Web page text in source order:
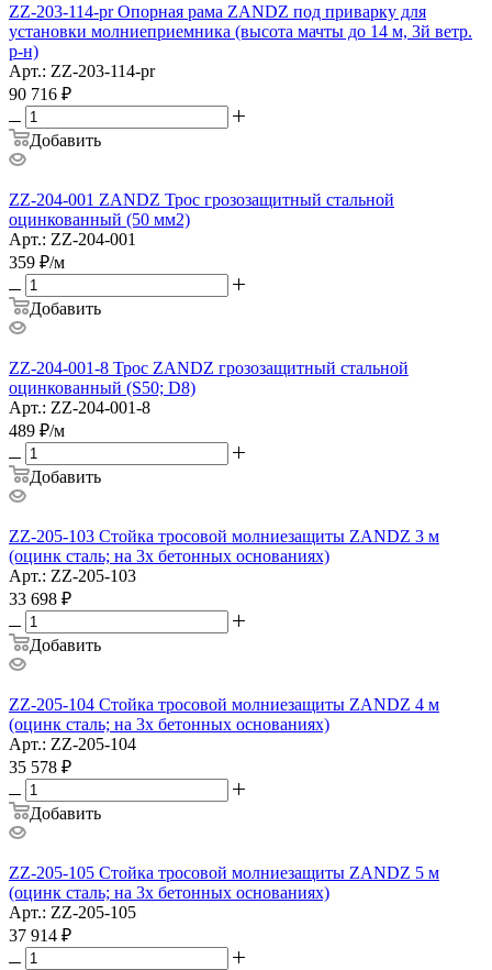
ZZ-203-114-pr Опорная рама ZANDZ под приварку для
установки молниеприемника (высота мачты до 14 м, 3й ветр.
р-н)
Арт.: ZZ-203-114-pr
90 716 ₽
Добавить
ZZ-204-001 ZANDZ Трос грозозащитный стальной
оцинкованный (50 мм2)
Арт.: ZZ-204-001
359 ₽/м
Добавить
ZZ-204-001-8 Трос ZANDZ грозозащитный стальной
оцинкованный (S50; D8)
Арт.: ZZ-204-001-8
489 ₽/м
Добавить
ZZ-205-103 Стойка тросовой молниезащиты ZANDZ 3 м
(оцинк сталь; на 3х бетонных основаниях)
Арт.: ZZ-205-103
33 698 ₽
Добавить
ZZ-205-104 Стойка тросовой молниезащиты ZANDZ 4 м
(оцинк сталь; на 3х бетонных основаниях)
Арт.: ZZ-205-104
35 578 ₽
Добавить
ZZ-205-105 Стойка тросовой молниезащиты ZANDZ 5 м
(оцинк сталь; на 3х бетонных основаниях)
Арт.: ZZ-205-105
37 914 ₽